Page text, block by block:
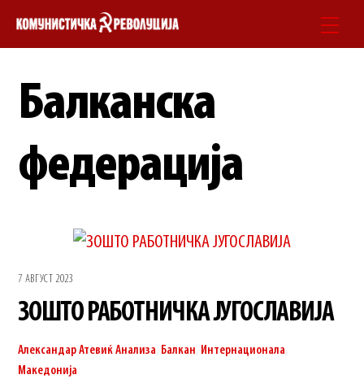
Skip
Балканска
федерација
7 АВГУСТ 2023
ЗОШТО РАБОТНИЧКА ЈУГОСЛАВИЈА
Александар Атевиќ Анализа Балкан Интернационала
Македонија